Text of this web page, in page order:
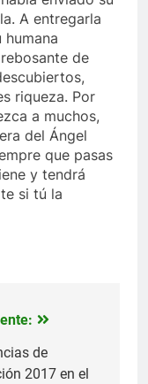
A entregarla
de
riqueza. Por
a muchos,
del Ángel
que pasas
y tendrá
si tú la
de
2017 en el